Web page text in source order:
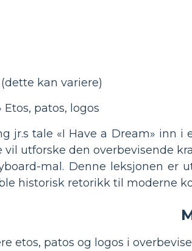
kan variere)
patos, logos
jr.s tale «I Have a Dream» inn
vil utforske den overbevisende
mal. Denne leksjonen
historisk retorikk til moderne
etos, patos og logos i